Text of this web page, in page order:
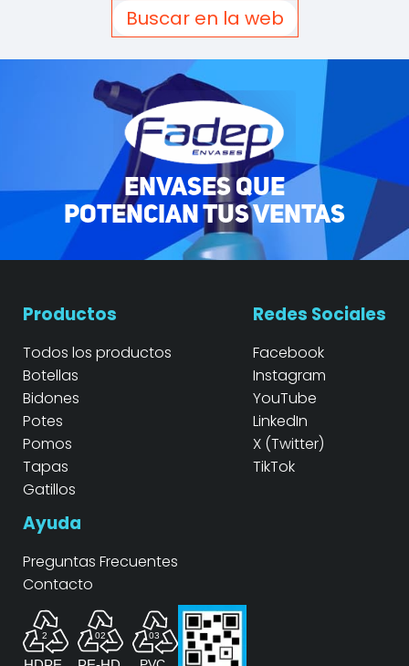
Buscar en la web
ENVASES QUE
POTENCIAN TUS VENTAS
Productos
Todos los productos
Botellas
Bidones
Potes
Pomos
Tapas
Gatillos
Redes Sociales
Facebook
Instagram
YouTube
LinkedIn
X (Twitter)
TikTok
Ayuda
Preguntas Frecuentes
Contacto